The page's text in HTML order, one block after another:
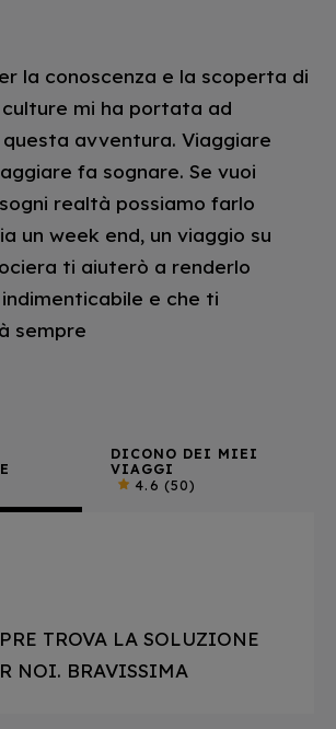
la conoscenza e la scoperta di
culture mi ha portata ad
avventura. Viaggiare
fa sognare. Se vuoi
realtà possiamo farlo
un week end, un viaggio su
ti aiuterò a renderlo
e che ti
sempre
DICONO DEI MIEI
VIAGGI
4.6 (50)
TROVA LA SOLUZIONE
NOI. BRAVISSIMA